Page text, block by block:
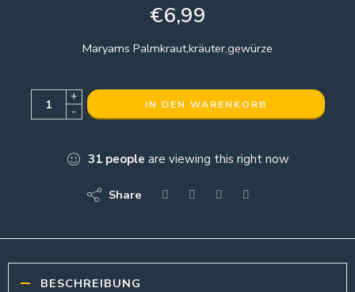
€6,99
Maryams Palmkraut,kräuter,gewürze
+
-
IN DEN WARENKORB
31 people are viewing this right now
Share
BESCHREIBUNG